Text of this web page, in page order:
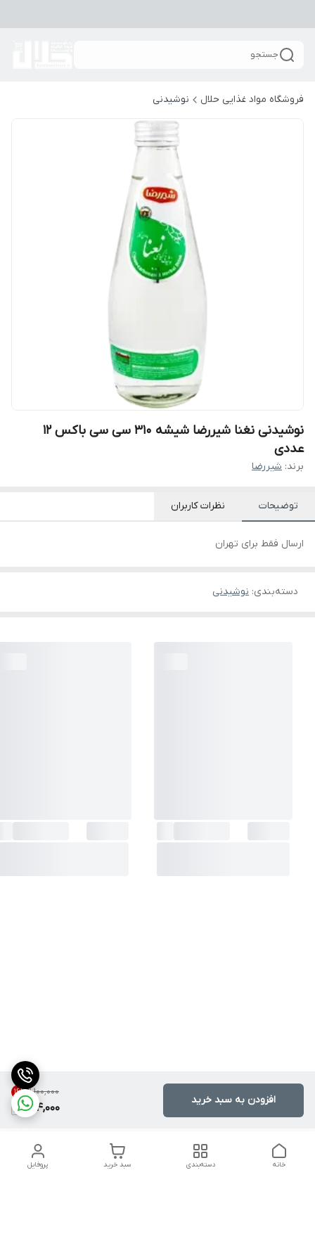
جستجو
فروشگاه مواد غذایی حلال نوشیدنی
نوشیدنی نغنا شیررضا شیشه 310 سی سی باکس 12
عددی
برند: شیررضا
۱٬۱۰۰٬۰۰۰ 16%
924,000
افزودن به سبد خرید
توضیحات نظرات کاربران
ارسال فقط برای تهران
دسته‌بندی: نوشیدنی
پروفایل سبد خرید دسته‌بندی خانه